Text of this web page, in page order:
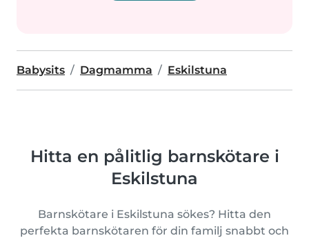
Babysits Dagmamma Eskilstuna
Hitta en pålitlig barnskötare i
Eskilstuna
Barnskötare i Eskilstuna sökes? Hitta den
perfekta barnskötaren för din familj snabbt och